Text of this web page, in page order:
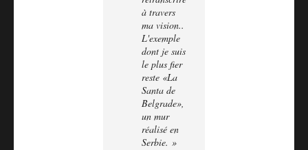
à travers
ma vision..
L'exemple
dont je suis
le plus fier
reste «La
Santa de
Belgrade»,
un mur
réalisé en
Serbie. »